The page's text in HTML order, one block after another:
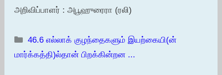
அறிவிப்பாளர் : அபூஹுரைரா (ரலி)
Categories
46.6 எல்லாக் குழந்தைகளும் இயற்கையி(ன்
மார்க்கத்தி)ல்தான் பிறக்கின்றன ...